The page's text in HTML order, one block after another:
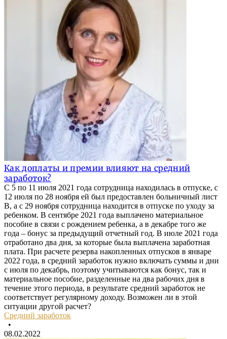
Как доплаты и премии влияют на средний
заработок?
С 5 по 11 июля 2021 года сотрудница находилась в отпуске, с
12 июля по 28 ноября ей был предоставлен больничный лист
B, а с 29 ноября сотрудница находится в отпуске по уходу за
ребенком. В сентябре 2021 года выплачено материальное
пособие в связи с рождением ребенка, а в декабре того же
года – бонус за предыдущий отчетный год. В июле 2021 года
отработано два дня, за которые была выплачена заработная
плата. При расчете резерва накопленных отпусков в январе
2022 года, в средний заработок нужно включать суммы и дни
с июля по декабрь, поэтому учитываются как бонус, так и
материальное пособие, разделенные на два рабочих дня в
течение этого периода, в результате средний заработок не
соответствует регулярному доходу. Возможен ли в этой
ситуации другой расчет?
Средний заработок
•
08.02.2022